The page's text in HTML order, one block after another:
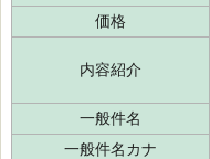
価格
内容紹介
一般件名
一般件名カナ